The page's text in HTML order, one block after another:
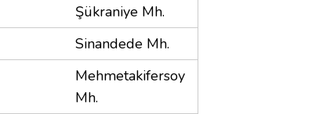
Şükraniye Mh.
Sinandede Mh.
Mehmetakifersoy
Mh.